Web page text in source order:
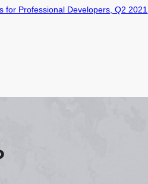
Professional Developers, Q2 2021